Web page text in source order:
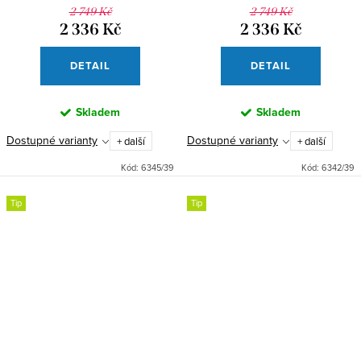
2 749 Kč
2 336 Kč
DETAIL
Skladem
Dostupné varianty + další
Kód: 6345/39
2 749 Kč
2 336 Kč
DETAIL
Skladem
Dostupné varianty + další
Kód: 6342/39
Tip Tip